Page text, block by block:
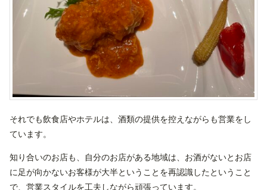
それでも飲食店やホテルは、酒類の提供を控えながらも営業をし
ています。
知り合いのお店も、自分のお店がある地域は、お酒がないとお店
に足が向かないお客様が大半ということを再認識したということ
で、営業スタイルを工夫しながら頑張っています。